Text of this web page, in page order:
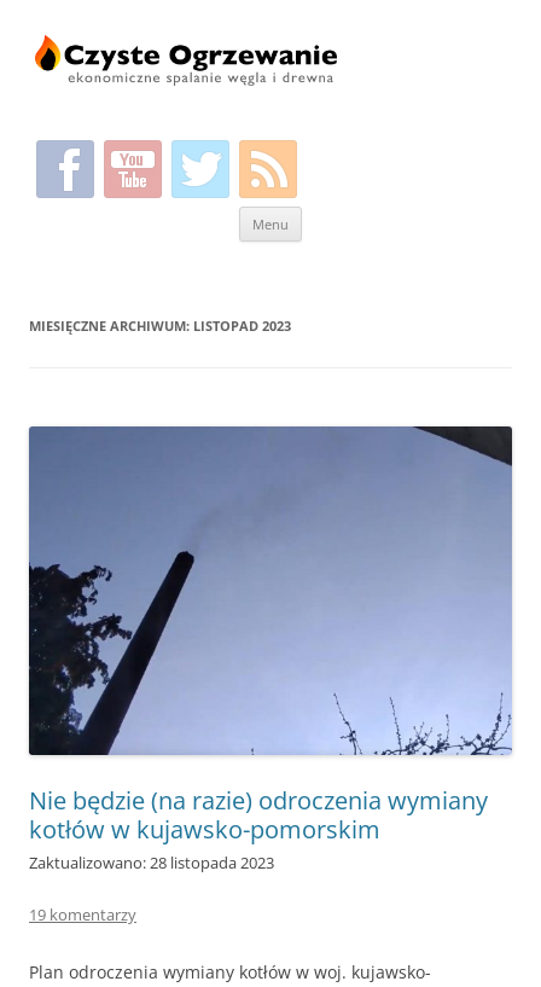
Menu
MIESIĘCZNE ARCHIWUM: LISTOPAD 2023
Nie będzie (na razie) odroczenia wymiany
kotłów w kujawsko-pomorskim
Zaktualizowano: 28 listopada 2023
19 komentarzy
Plan odroczenia wymiany kotłów w woj. kujawsko-